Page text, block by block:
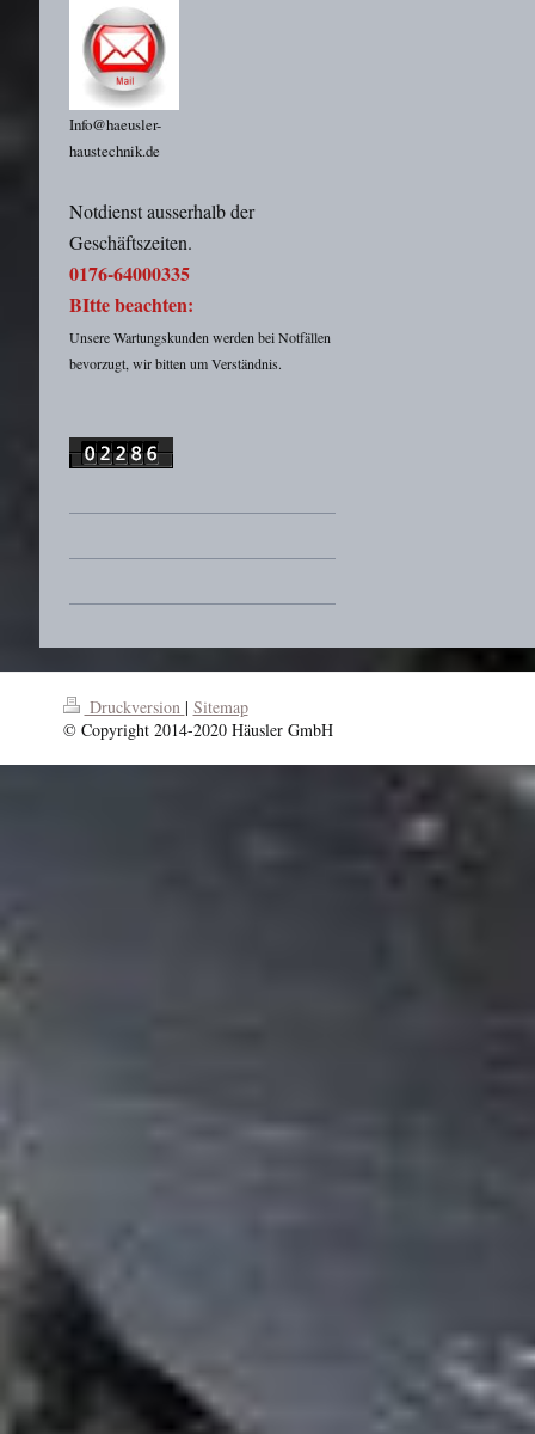
Info@haeusler-
haustechnik.de
Notdienst ausserhalb der
Geschäftszeiten.
0176-64000335
BItte beachten:
Unsere Wartungskunden werden bei Notfällen
bevorzugt, wir bitten um Verständnis.
Druckversion | Sitemap
© Copyright 2014-2020 Häusler GmbH